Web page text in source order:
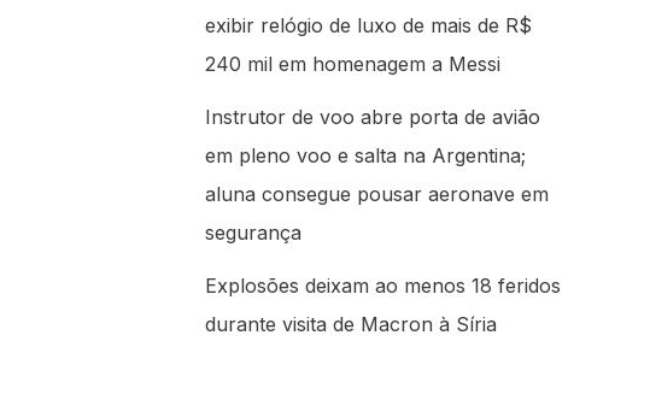
exibir relógio de luxo de mais de R$
240 mil em homenagem a Messi
Instrutor de voo abre porta de avião
em pleno voo e salta na Argentina;
aluna consegue pousar aeronave em
segurança
Explosões deixam ao menos 18 feridos
durante visita de Macron à Síria